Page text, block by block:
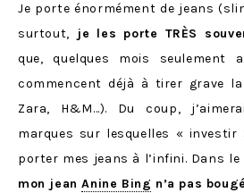
Je porte énormément de jeans
surtout, je les porte TRÈS
que, quelques mois seulement
commencent déjà à tirer grave
Zara, H&M…). Du coup,
marques sur lesquelles « investir
porter mes jeans à l’infini. Dans le
mon jeanAnine Bing n’a pas bougé